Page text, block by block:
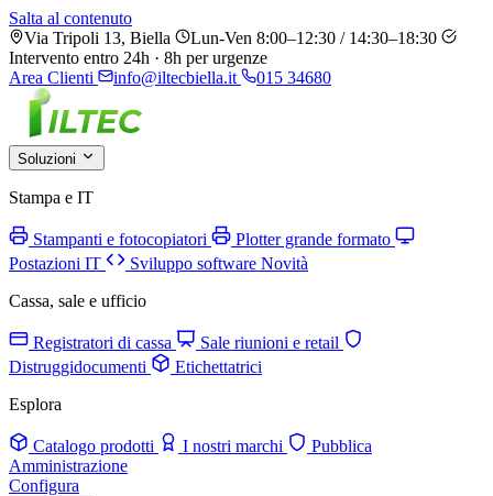
Salta al contenuto
Via Tripoli 13, Biella
Lun-Ven 8:00–12:30 / 14:30–18:30
Intervento entro 24h · 8h per urgenze
Area Clienti
info@iltecbiella.it 015 34680
Soluzioni
Stampa e IT
Stampanti e fotocopiatori
Plotter grande formato
Postazioni IT
Sviluppo software Novità
Cassa, sale e ufficio
Registratori di cassa
Sale riunioni e retail
Distruggidocumenti
Etichettatrici
Esplora
Catalogo prodotti I nostri marchi
Pubblica
Amministrazione
Configura